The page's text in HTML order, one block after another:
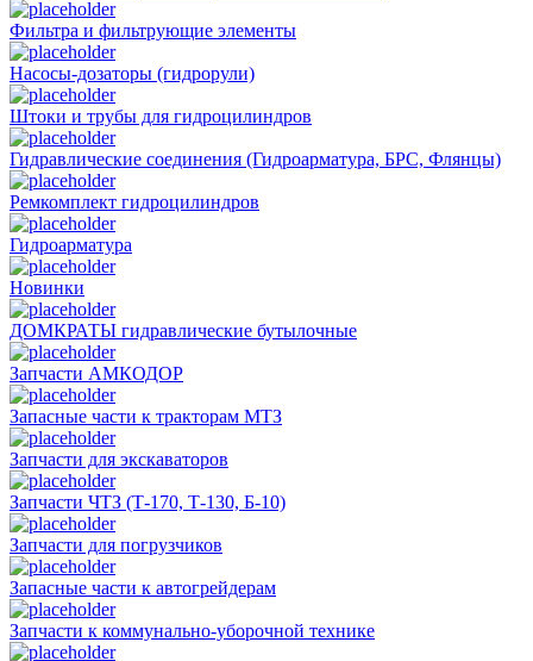
Фильтра и фильтрующие элементы
Насосы-дозаторы (гидрорули)
Штоки и трубы для гидроцилиндров
Гидравлические соединения (Гидроарматура, БРС, Флянцы)
Ремкомплект гидроцилиндров
Гидроарматура
Новинки
ДОМКРАТЫ гидравлические бутылочные
Запчасти АМКОДОР
Запасные части к тракторам МТЗ
Запчасти для экскаваторов
Запчасти ЧТЗ (Т-170, Т-130, Б-10)
Запчасти для погрузчиков
Запасные части к автогрейдерам
Запчасти к коммунально-уборочной технике